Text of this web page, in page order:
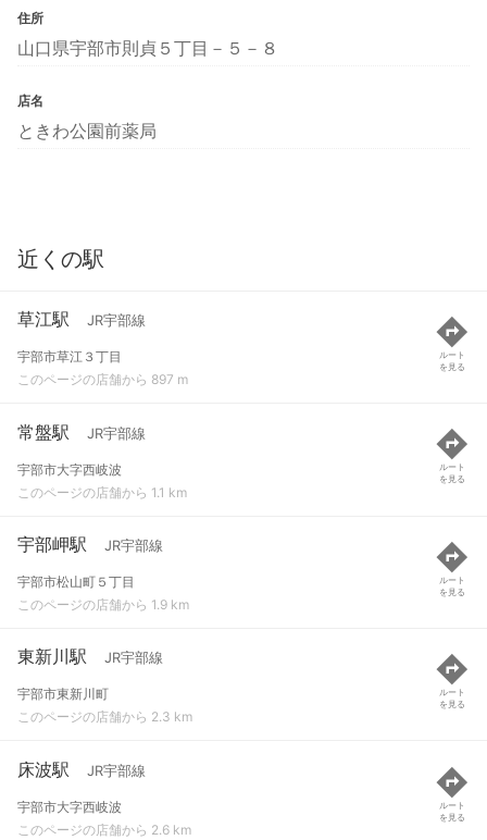
住所
山口県宇部市則貞５丁目－５－８
店名
ときわ公園前薬局
近くの駅
草江駅 JR宇部線
宇部市草江３丁目
このページの店舗から 897 m
ルート
を見る
常盤駅 JR宇部線
宇部市大字西岐波
このページの店舗から 1.1 km
ルート
を見る
宇部岬駅 JR宇部線
宇部市松山町５丁目
このページの店舗から 1.9 km
ルート
を見る
東新川駅 JR宇部線
宇部市東新川町
このページの店舗から 2.3 km
ルート
を見る
床波駅 JR宇部線
宇部市大字西岐波
このページの店舗から 2.6 km
ルート
を見る